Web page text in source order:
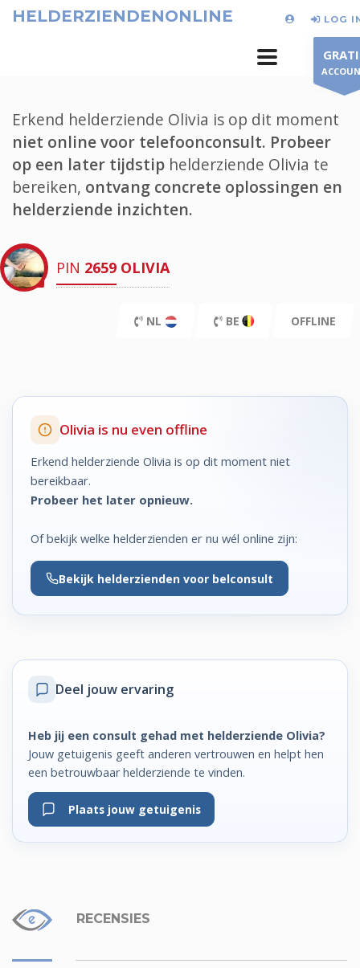
HELDERZIENDENONLINE LOG
Erkend helderziende Olivia is op dit moment
niet online voor telefoonconsult. Probeer
op een later tijdstip helderziende Olivia te
bereiken, ontvang concrete oplossingen en
helderziende inzichten.
PIN 2659 OLIVIA
NL BE OFFLINE
Olivia is nu even offline
Erkend helderziende Olivia is op dit moment niet
bereikbaar.
Probeer het later opnieuw.
Of bekijk welke helderzienden er nu wél online zijn:
Bekijk helderzienden voor belconsult
Deel jouw ervaring
Heb jij een consult gehad met helderziende Olivia?
Jouw getuigenis geeft anderen vertrouwen en helpt hen
een betrouwbaar helderziende te vinden.
Plaats jouw getuigenis
RECENSIES